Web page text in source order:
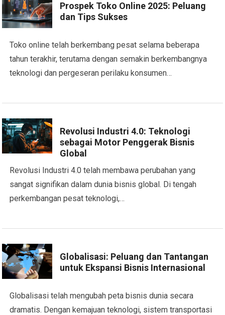
Prospek Toko Online 2025: Peluang
dan Tips Sukses
Toko online telah berkembang pesat selama beberapa
tahun terakhir, terutama dengan semakin berkembangnya
teknologi dan pergeseran perilaku konsumen…
Revolusi Industri 4.0: Teknologi
sebagai Motor Penggerak Bisnis
Global
Revolusi Industri 4.0 telah membawa perubahan yang
sangat signifikan dalam dunia bisnis global. Di tengah
perkembangan pesat teknologi,…
Globalisasi: Peluang dan Tantangan
untuk Ekspansi Bisnis Internasional
Globalisasi telah mengubah peta bisnis dunia secara
dramatis. Dengan kemajuan teknologi, sistem transportasi